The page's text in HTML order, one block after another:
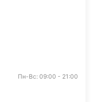
Пн-Вс: 09:00 - 21:00